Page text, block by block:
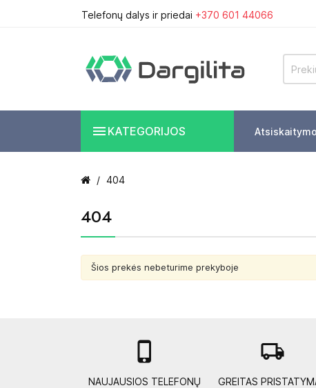
Telefonų dalys ir priedai +370 601 44066
 KATEGORIJOS
404
404
Šios prekės nebeturime prekyboje

NAUJAUSIOS TELEFONŲ
local_shipping
GREITAS